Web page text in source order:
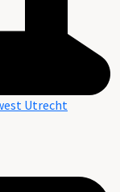
Utrecht